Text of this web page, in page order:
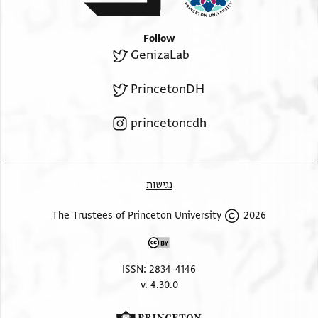
Follow
GenizaLab
PrincetonDH
princetoncdh
נגישות
2026 The Trustees of Princeton University
ISSN: 2834-4146
v. 4.30.0